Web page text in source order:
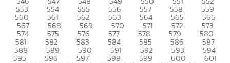
553 554 555 556 557 558 559
560 561 562 563 564 565 566
567 568 569 570 571 572 573
574 575 576 577 578 579 580
581 582 583 584 585 586 587
588 589 590 591 592 593 594
595 596 597 598 599 600 601